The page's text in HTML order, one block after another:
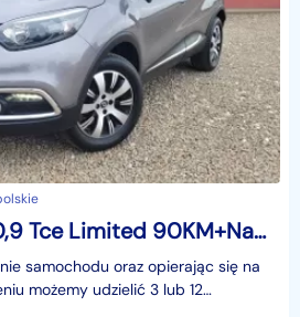
Renault Captur 0,9 Tce Limited 90KM+Nawigacja+Komputer+Tempomat
samochodu oraz opierając się na
możemy udzielić 3 lub 12
pisemnej.Zapraszamy